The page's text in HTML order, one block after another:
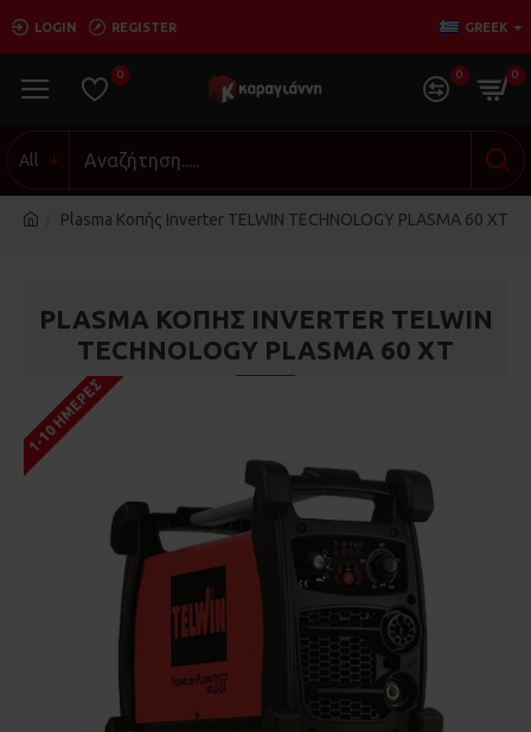
LOGIN REGISTER GREEK
0 0 0
All
Plasma Κοπής Inverter TELWIN TECHNOLOGY PLASMA 60 XT
PLASMA ΚΟΠΉΣ INVERTER TELWIN
TECHNOLOGY PLASMA 60 XT
1-10 ΗΜΈΡΕΣ